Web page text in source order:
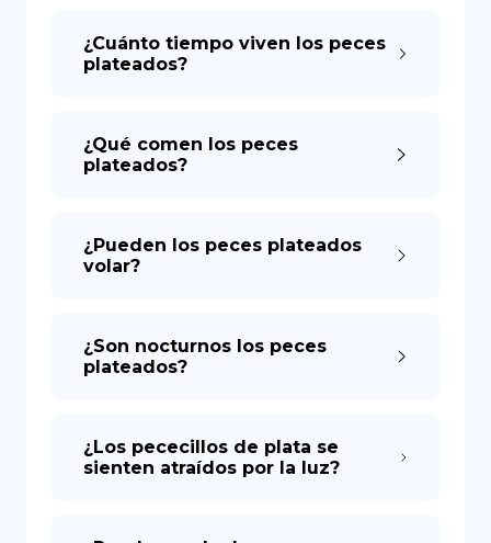
¿Cuánto tiempo viven los peces
plateados?
¿Qué comen los peces
plateados?
¿Pueden los peces plateados
volar?
¿Son nocturnos los peces
plateados?
¿Los pececillos de plata se
sienten atraídos por la luz?